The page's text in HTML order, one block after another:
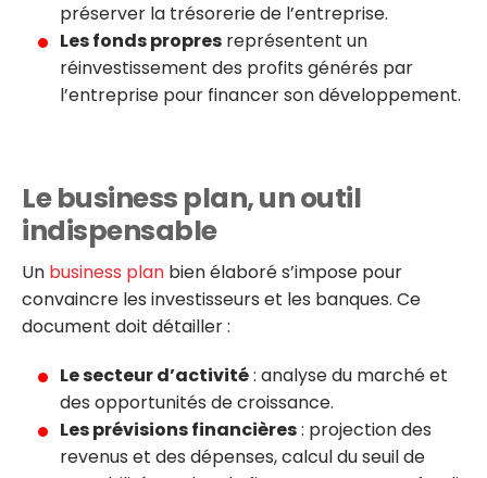
préserver la trésorerie de l’entreprise.
Les fonds propres représentent un
réinvestissement des profits générés par
l’entreprise pour financer son développement.
Le business plan, un outil
indispensable
Un business plan bien élaboré s’impose pour
convaincre les investisseurs et les banques. Ce
document doit détailler :
Le secteur d’activité: analyse du marché et
des opportunités de croissance.
Les prévisions financières: projection des
revenus et des dépenses, calcul du seuil de